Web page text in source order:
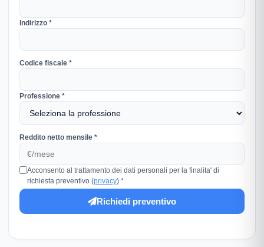
Indirizzo *
Codice fiscale *
Professione *
Reddito netto mensile *
Acconsento al trattamento dei dati personali per la finalita' di
richiesta preventivo (privacy) *
Richiedi preventivo